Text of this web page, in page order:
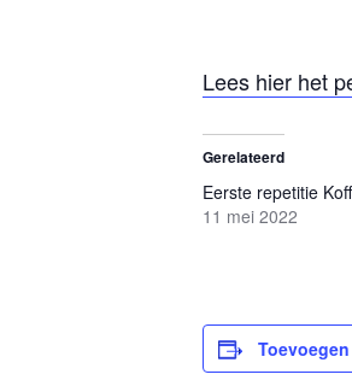
Lees hier het
Gerelateerd
Eerste repetitie
11 mei 2022